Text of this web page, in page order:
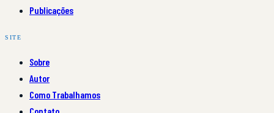
Publicações
SITE
Sobre
Autor
Como Trabalhamos
Contato